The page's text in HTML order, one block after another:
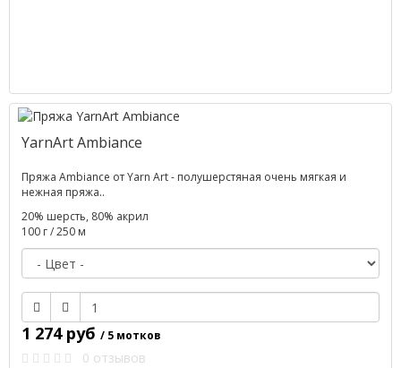
YarnArt Ambiance
Пряжа Ambiance от Yarn Art - полушерстяная очень мягкая и
нежная пряжа..
20% шерсть, 80% акрил
100 г / 250 м
1 274 руб / 5 мотков
0 отзывов